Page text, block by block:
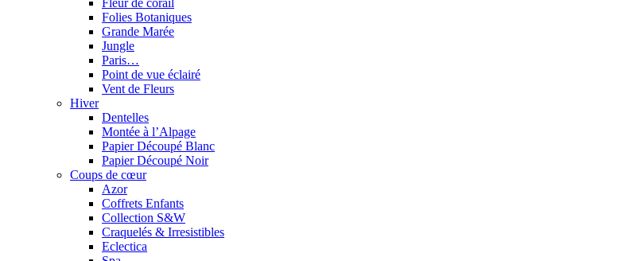
Folies Botaniques
Grande Marée
Jungle
Paris…
Point de vue éclairé
Vent de Fleurs
Hiver
Dentelles
Montée à l’Alpage
Papier Découpé Blanc
Papier Découpé Noir
Coups de cœur
Azor
Coffrets Enfants
Collection S&W
Craquelés & Irresistibles
Eclectica